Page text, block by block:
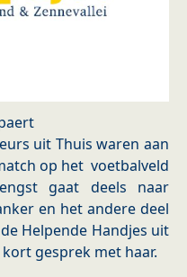
uit Thuis waren aan
op het voetbalveld
gaat deels naar
en het andere deel
Helpende Handjes uit
gesprek met haar.